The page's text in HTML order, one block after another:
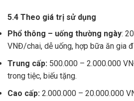
5.4 Theo giá trị sử dụng
Phổ thông – uống thường ngày:
VNĐ/chai, dễ uống, hợp bữa ăn gia
Trung cấp: 500.000 – 2.000.000
trong tiệc, biếu tặng.
Cao cấp: 2.000.000 – 20.000.000